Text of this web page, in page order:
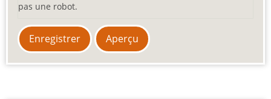
pas une robot.